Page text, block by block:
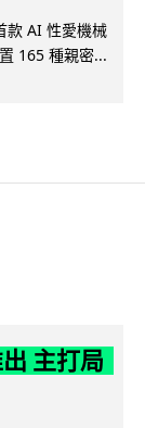
款 AI 性愛機械
165 種親密...
主打局